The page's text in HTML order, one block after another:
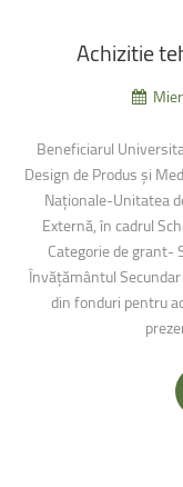
Achizitie
Beneficiarul
Design de Produs și
Naționale-Unitatea
Externă, în cadrul
Categorie de grant-
Învățământul
din fonduri pentru